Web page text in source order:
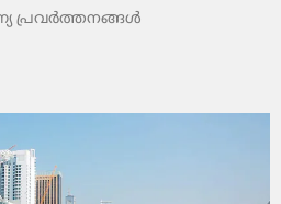
പ്രവർത്തനങ്ങൾ